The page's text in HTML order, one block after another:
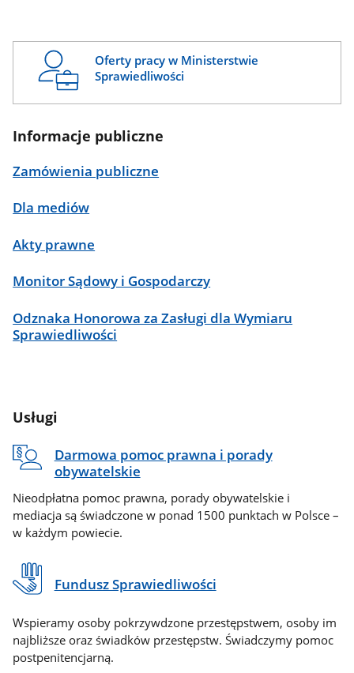
Oferty pracy w Ministerstwie
Sprawiedliwości
Informacje publiczne
Zamówienia publiczne
Dla mediów
Akty prawne
Monitor Sądowy i Gospodarczy
Odznaka Honorowa za Zasługi dla Wymiaru
Sprawiedliwości
Usługi
Darmowa pomoc prawna i porady
obywatelskie
Nieodpłatna pomoc prawna, porady obywatelskie i
mediacja są świadczone w ponad 1500 punktach w Polsce –
w każdym powiecie.
Fundusz Sprawiedliwości
Wspieramy osoby pokrzywdzone przestępstwem, osoby im
najbliższe oraz świadków przestępstw. Świadczymy pomoc
postpenitencjarną.